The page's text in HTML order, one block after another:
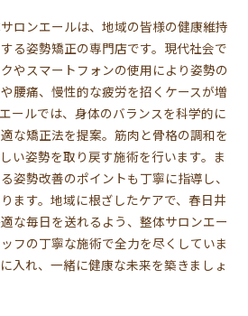
ロンエールは、地域の皆様の健康維持
る姿勢矯正の専門店です。現代社会で
やスマートフォンの使用により姿勢の
腰痛、慢性的な疲労を招くケースが増
ールでは、身体のバランスを科学的に
な矯正法を提案。筋肉と骨格の調和を
い姿勢を取り戻す施術を行います。ま
姿勢改善のポイントも丁寧に指導し、
ます。地域に根ざしたケアで、春日井
な毎日を送れるよう、整体サロンエー
フの丁寧な施術で全力を尽くしていま
入れ、一緒に健康な未来を築きましょ